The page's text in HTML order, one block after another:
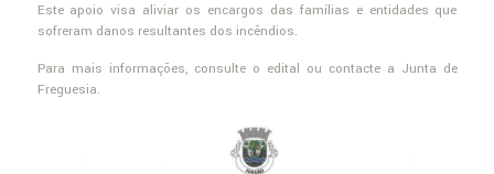
Este apoio visa aliviar os encargos das famílias e entidades que
sofreram danos resultantes dos incêndios.
Para mais informações, consulte o edital ou contacte a Junta de
Freguesia.